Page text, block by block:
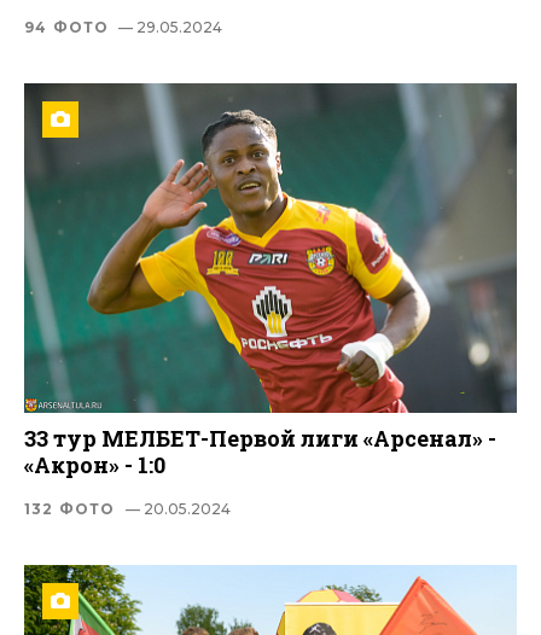
94 ФОТО — 29.05.2024
33 тур МЕЛБЕТ-Первой лиги «Арсенал» -
«Акрон» - 1:0
132 ФОТО — 20.05.2024